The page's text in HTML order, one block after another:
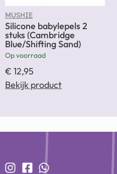
MUSHIE
Silicone babylepels 2
stuks (Cambridge
Blue/Shifting Sand)
Op voorraad
€ 12,95
Bekijk product